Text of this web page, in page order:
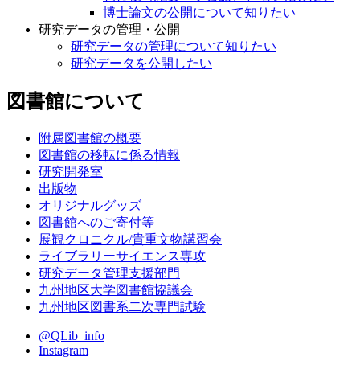
博士論文の公開について知りたい
研究データの管理・公開
研究データの管理について知りたい
研究データを公開したい
図書館について
附属図書館の概要
図書館の移転に係る情報
研究開発室
出版物
オリジナルグッズ
図書館へのご寄付等
展観クロニクル/貴重文物講習会
ライブラリーサイエンス専攻
研究データ管理支援部門
九州地区大学図書館協議会
九州地区図書系二次専門試験
@QLib_info
Instagram